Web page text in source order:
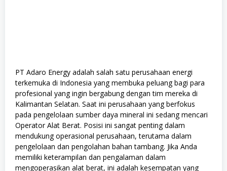
PT Adaro Energy adalah salah satu perusahaan energi
terkemuka di Indonesia yang membuka peluang bagi para
profesional yang ingin bergabung dengan tim mereka di
Kalimantan Selatan. Saat ini perusahaan yang berfokus
pada pengelolaan sumber daya mineral ini sedang mencari
Operator Alat Berat. Posisi ini sangat penting dalam
mendukung operasional perusahaan, terutama dalam
pengelolaan dan pengolahan bahan tambang. Jika Anda
memiliki keterampilan dan pengalaman dalam
mengoperasikan alat berat, ini adalah kesempatan yang